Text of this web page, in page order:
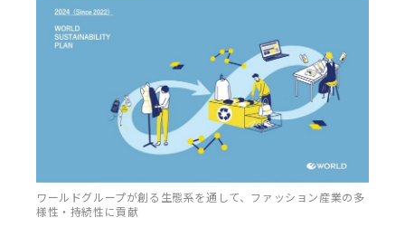
ワールドグループが創る生態系を通して、ファッション産業の多
様性・持続性に貢献